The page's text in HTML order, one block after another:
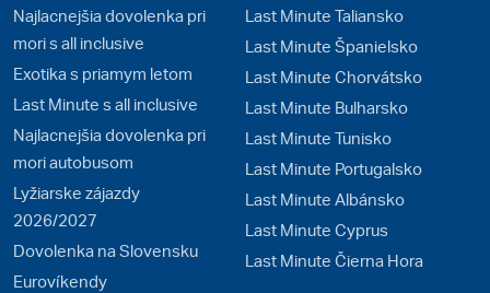
Najlacnejšia dovolenka pri
mori s all inclusive
Exotika s priamym letom
Last Minute s all inclusive
Najlacnejšia dovolenka pri
mori autobusom
Lyžiarske zájazdy
2026/2027
Dovolenka na Slovensku
Eurovíkendy
Last Minute Taliansko
Last Minute Španielsko
Last Minute Chorvátsko
Last Minute Bulharsko
Last Minute Tunisko
Last Minute Portugalsko
Last Minute Albánsko
Last Minute Cyprus
Last Minute Čierna Hora